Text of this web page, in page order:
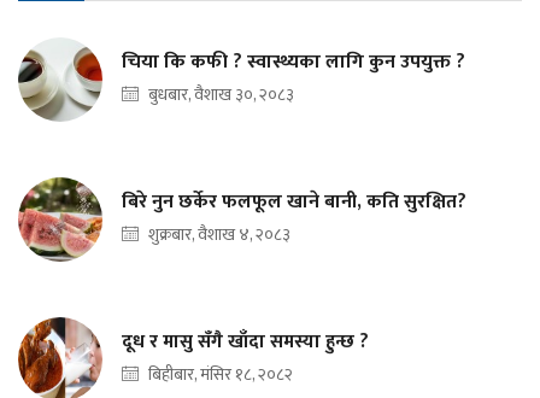
चिया कि कफी ? स्वास्थ्यका लागि कुन उपयुक्त ?
बुधबार, वैशाख ३०, २०८३
बिरे नुन छर्केर फलफूल खाने बानी, कति सुरक्षित?
शुक्रबार, वैशाख ४, २०८३
दूध र मासु सँगै खाँदा समस्या हुन्छ ?
बिहीबार, मंसिर १८, २०८२